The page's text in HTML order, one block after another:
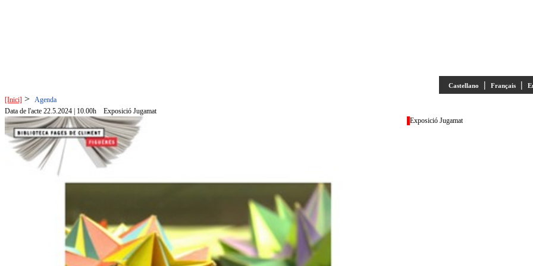
Castellano | Français |
[Inici] > Agenda
Data de l'acte 22.5.2024 | 10.00h
Exposició Jugamat
Exposició Jugamat